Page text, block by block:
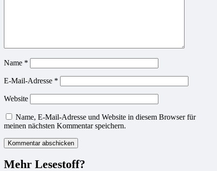
Name *
E-Mail-Adresse *
Website
Name, E-Mail-Adresse und Website in diesem Browser für
meinen nächsten Kommentar speichern.
Mehr Lesestoff?